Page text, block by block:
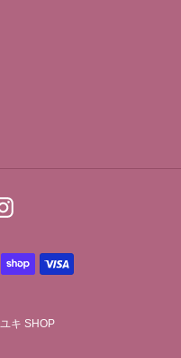
Instagram
キ SHOP